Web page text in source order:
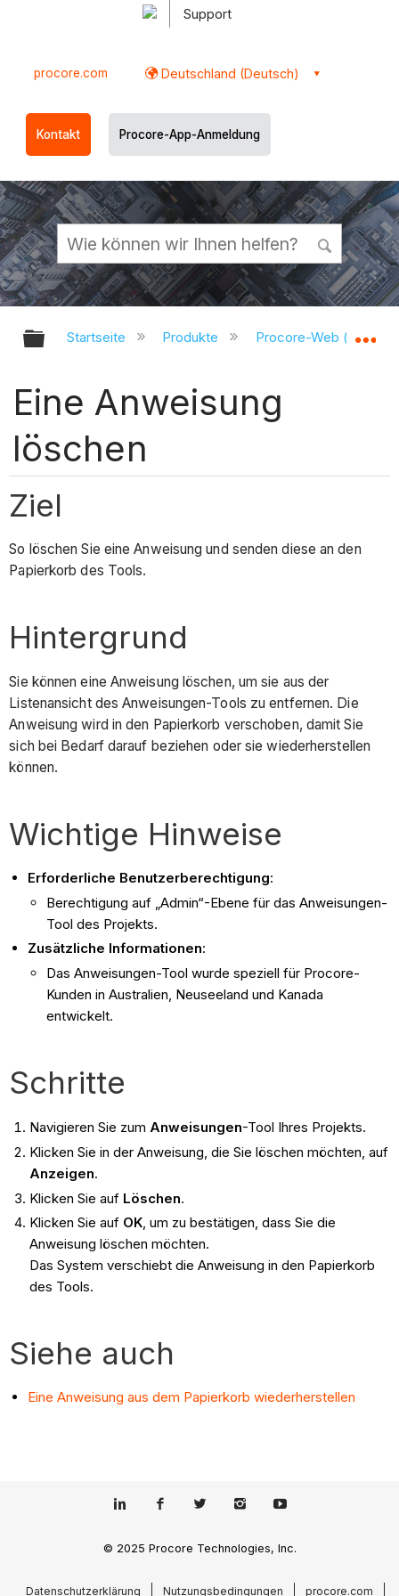
Support
procore.com Deutschland (Deutsch)
Kontakt Procore-App-Anmeldung
Globale Hierarchie auf- und
Startseite Produkte Procore-Web
Eine Anweisung
löschen
Ziel
So löschen Sie eine Anweisung und senden diese an den
Papierkorb des Tools.
Hintergrund
Sie können eine Anweisung löschen, um sie aus der
Listenansicht des Anweisungen-Tools zu entfernen. Die
Anweisung wird in den Papierkorb verschoben, damit Sie
sich bei Bedarf darauf beziehen oder sie wiederherstellen
können.
Wichtige Hinweise
Erforderliche Benutzerberechtigung:
Berechtigung auf „Admin“-Ebene für das Anweisungen-
Tool des Projekts.
Zusätzliche Informationen:
Das Anweisungen-Tool wurde speziell für Procore-
Kunden in Australien, Neuseeland und Kanada
entwickelt.
Schritte
Navigieren Sie zum Anweisungen-Tool Ihres Projekts.
Klicken Sie in der Anweisung, die Sie löschen möchten, auf
Anzeigen.
Klicken Sie auf Löschen.
Klicken Sie auf OK, um zu bestätigen, dass Sie die
Anweisung löschen möchten.
Das System verschiebt die Anweisung in den Papierkorb
des Tools.
Siehe auch
Eine Anweisung aus dem Papierkorb wiederherstellen
© 2025 Procore Technologies, Inc.
Datenschutzerklärung Nutzungsbedingungen procore.com